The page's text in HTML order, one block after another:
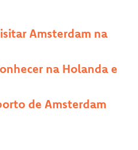
Amsterdam na
na Holanda e
de Amsterdam